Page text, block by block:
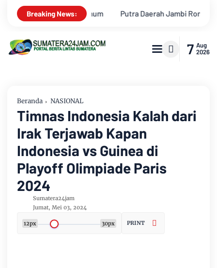
Breaking News:
Romi Arizyanto Ditunjuk sebagai Kajari Jambi, Kembali
7 Aug
2026
Beranda NASIONAL
Timnas Indonesia Kalah dari
Irak Terjawab Kapan
Indonesia vs Guinea di
Playoff Olimpiade Paris
2024
Sumatera24jam
Jumat, Mei 03, 2024
12px 30px PRINT